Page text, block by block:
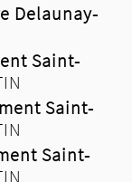
Delaunay-
Saint-
Saint-
Saint-